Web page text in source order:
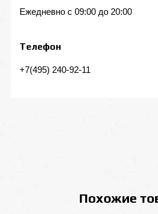
Ежедневно с 09:00 до 20:00
Телефон
+7(495) 240-92-11
Похожие